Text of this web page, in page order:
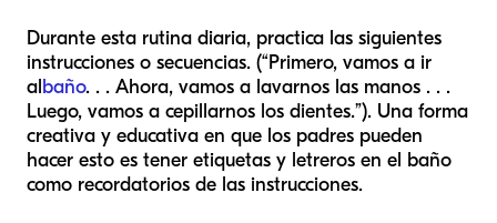
Durante esta rutina diaria, practica las siguientes
instrucciones o secuencias. (“Primero, vamos a ir
al baño. . . Ahora, vamos a lavarnos las manos . . .
Luego, vamos a cepillarnos los dientes.”). Una forma
creativa y educativa en que los padres pueden
hacer esto es tener etiquetas y letreros en el baño
como recordatorios de las instrucciones.